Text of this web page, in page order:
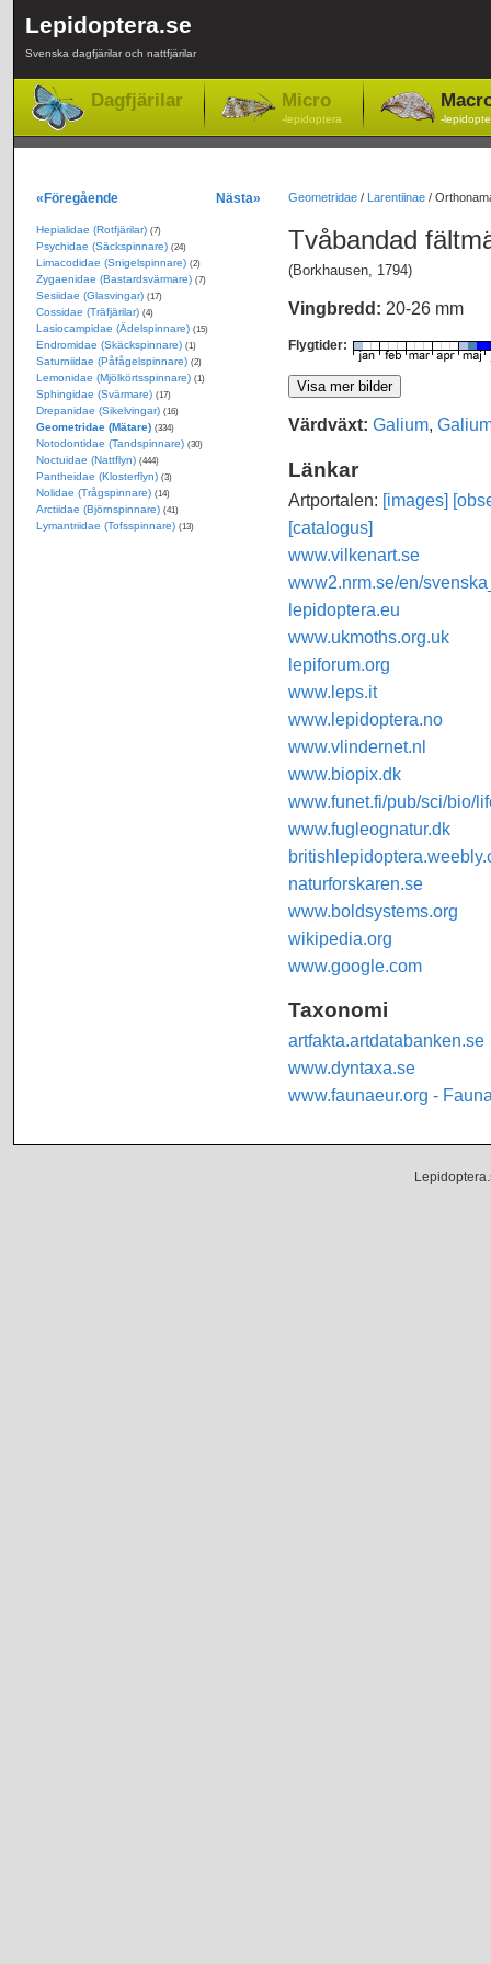
Lepidoptera.se
Svenska dagfjärilar och nattfjärilar
Dagfjärilar Micro
-lepidoptera -
Geometridae/ Larentiinae/
Tvåbandad
(Borkhausen, 1794)
Vingbredd: 20-26 mm
Flygtider:
Värdväxt: Galium,
Länkar
Artportalen: [images]
[catalogus]
www.vilkenart.se
www2.nrm.se/en/
lepidoptera.eu
www.ukmoths.org.uk
lepiforum.org
www.leps.it
www.lepidoptera.no
www.vlindernet.nl
www.biopix.dk
www.funet.fi/pub/sci/bio/
www.fugleognatur.dk
naturforskaren.se
www.boldsystems.org
wikipedia.org
www.google.com
Taxonomi
artfakta.artdatabanken.se
www.dyntaxa.se
www.faunaeur.org -
«Föregående Nästa»
Hepialidae (Rotfjärilar) (7)
Psychidae (Säckspinnare) (24)
Limacodidae (Snigelspinnare) (2)
Zygaenidae (Bastardsvärmare) (7)
Sesiidae (Glasvingar) (17)
Cossidae (Träfjärilar) (4)
Lasiocampidae (Ädelspinnare) (15)
Endromidae (Skäckspinnare) (1)
Saturniidae (Påfågelspinnare) (2)
Lemonidae (Mjölkörtsspinnare) (1)
Sphingidae (Svärmare) (17)
Drepanidae (Sikelvingar) (16)
Geometridae (Mätare) (334)
Notodontidae (Tandspinnare) (30)
Noctuidae (Nattflyn) (444)
Pantheidae (Klosterflyn) (3)
Nolidae (Trågspinnare) (14)
Arctiidae (Björnspinnare) (41)
Lymantriidae (Tofsspinnare) (13)